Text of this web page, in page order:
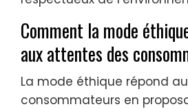
Comment la mode
aux attentes des
La mode éthique répond
consommateurs en